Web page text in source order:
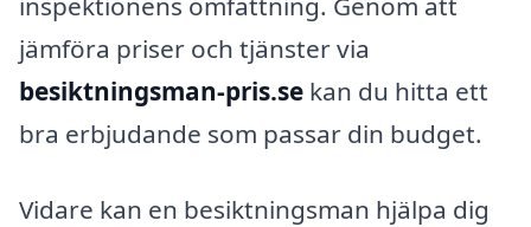
jämföra priser och tjänster via
besiktningsman-pris.se kan du hitta ett
bra erbjudande som passar din budget.
Vidare kan en besiktningsman hjälpa dig